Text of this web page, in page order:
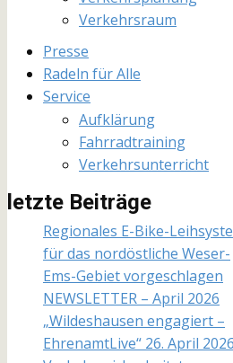
Verkehrsraum
Presse
Radeln für Alle
Service
Aufklärung
Fahrradtraining
Verkehrsunterricht
letzte Beiträge
Regionales E-Bike-
für das nordöstliche Weser-
Ems-Gebiet vorgeschlagen
NEWSLETTER – April 2026
„Wildeshausen engagiert –
EhrenamtLive“ 26. April 2026